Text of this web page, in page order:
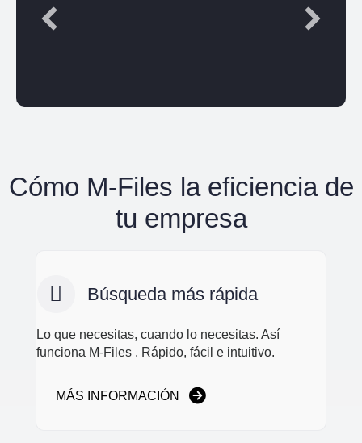
Cómo M-Files la eficiencia de
tu empresa
Búsqueda más rápida
Lo que necesitas, cuando lo necesitas. Así
funciona M-Files . Rápido, fácil e intuitivo.
MÁS INFORMACIÓN